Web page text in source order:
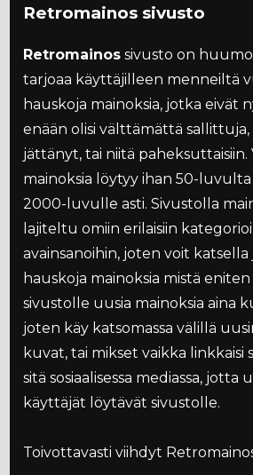
Retromainos sivusto
Retromainos sivusto on
tarjoaa käyttäjilleen menneiltä
hauskoja mainoksia, jotka eivät
enään olisi välttämättä sallittuja,
jättänyt, tai niitä paheksuttaisiin.
mainoksia löytyy ihan 50-luvulta
2000-luvulle asti. Sivustolla
lajiteltu omiin erilaisiin
avainsanoihin, joten voit
hauskoja mainoksia mistä
sivustolle uusia mainoksia aina
joten käy katsomassa välillä
kuvat, tai mikset vaikka linkkaisi
sitä sosiaalisessa mediassa, jotta
käyttäjät löytävät sivustolle.
Toivottavasti viihdyt